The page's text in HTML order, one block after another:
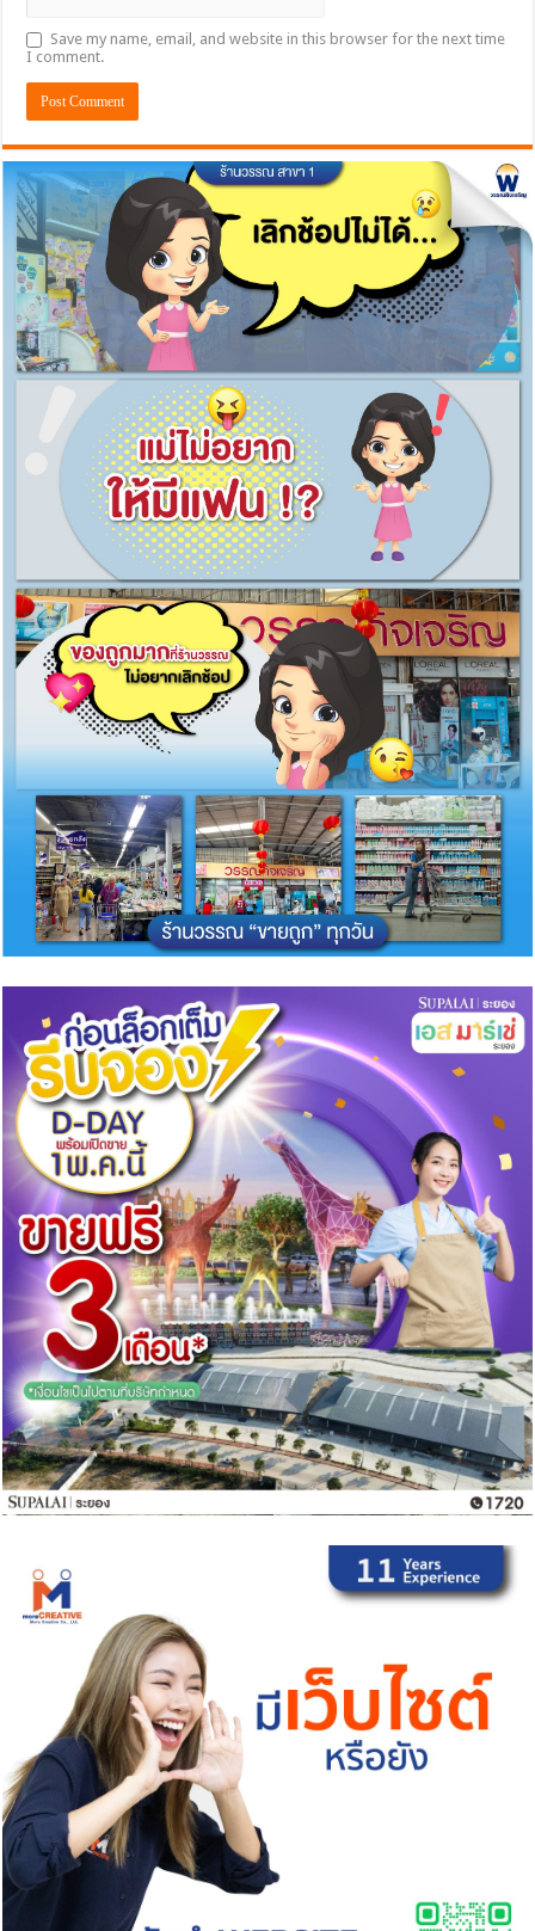
Save my name, email, and website in this browser for the next time
I comment.